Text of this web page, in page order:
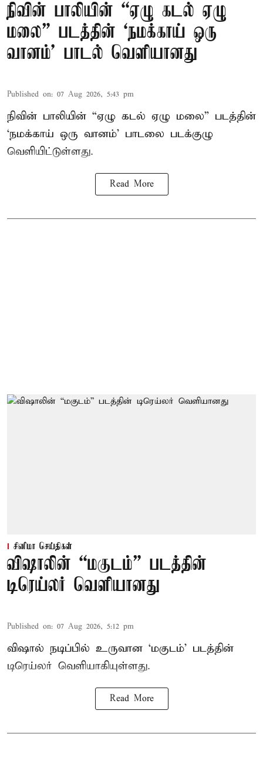
நிவின் பாலியின் “ஏழு கடல் ஏழு
மலை” படத்தின் ‘நமக்காய் ஒரு
வானம்’ பாடல் வெளியானது
Published on: 07 Aug 2026, 5:43 pm
நிவின் பாலியின் “ஏழு கடல் ஏழு மலை” படத்தின்
‘நமக்காய் ஒரு வானம்’ பாடலை படக்குழு
வெளியிட்டுள்ளது.
Read More
சினிமா செய்திகள்
விஷாலின் “மகுடம்” படத்தின்
டிரெய்லர் வெளியானது
Published on: 07 Aug 2026, 5:12 pm
விஷால் நடிப்பில் உருவான ‘மகுடம்’ படத்தின்
டிரெய்லர் வெளியாகியுள்ளது.
Read More